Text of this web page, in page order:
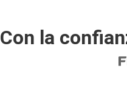
Con la